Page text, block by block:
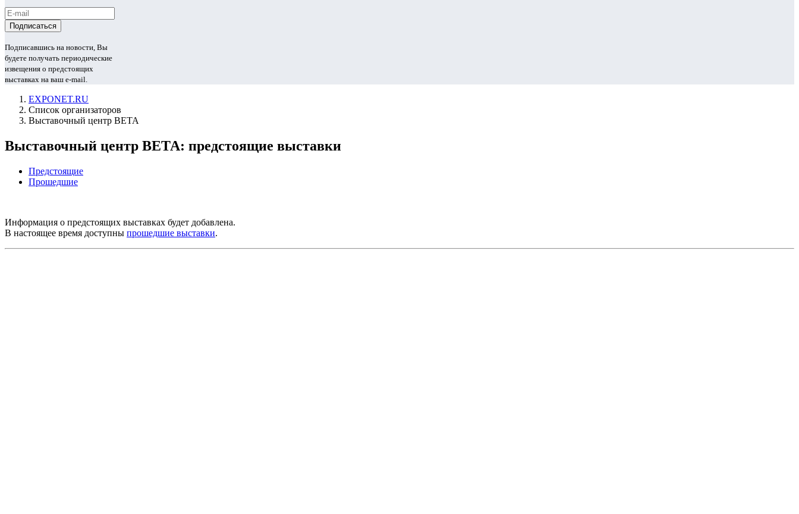
Подписавшись на новости, Вы
будете получать периодические
извещения о предстоящих
выставках на ваш e-mail.
EXPONET.RU
Список организаторов
Выставочный центр ВЕТА
Выставочный центр ВЕТА: предстоящие выставки
Предстоящие
Прошедшие
Информация о предстоящих выставках будет добавлена.
В настоящее время доступны прошедшие выставки.